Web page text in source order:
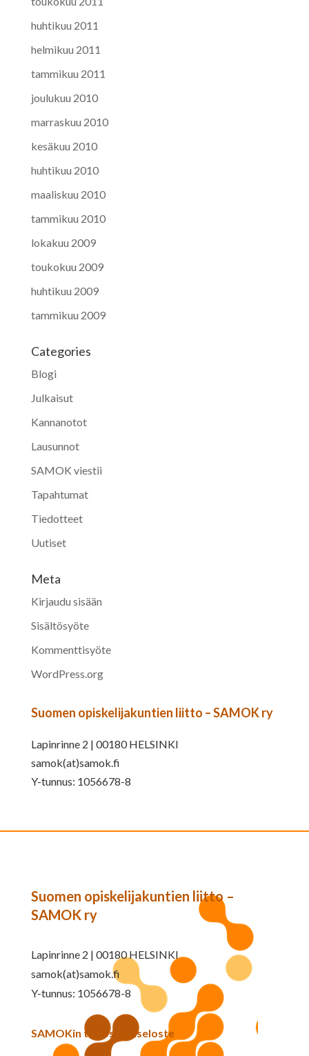
huhtikuu 2011
helmikuu 2011
tammikuu 2011
joulukuu 2010
marraskuu 2010
kesäkuu 2010
huhtikuu 2010
maaliskuu 2010
tammikuu 2010
lokakuu 2009
toukokuu 2009
huhtikuu 2009
tammikuu 2009
Categories
Blogi
Julkaisut
Kannanotot
Lausunnot
SAMOK viestii
Tapahtumat
Tiedotteet
Uutiset
Meta
Kirjaudu sisään
Sisältösyöte
Kommenttisyöte
WordPress.org
Suomen opiskelijakuntien liitto – SAMOK ry
Lapinrinne 2 | 00180 HELSINKI
samok(at)samok.fi
Y-tunnus: 1056678-8
Suomen opiskelijakuntien liitto –
SAMOK ry
Lapinrinne 2 | 00180 HELSINKI
samok(at)samok.fi
Y-tunnus: 1056678-8
SAMOKin tietosuojaseloste